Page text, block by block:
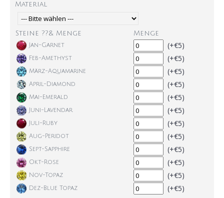
Material
Steine ??& Menge Menge
Jan-Garnet (+€5)
Feb-Amethyst (+€5)
März-Aquamarine (+€5)
April-Diamond (+€5)
Mai-Emerald (+€5)
Juni-Lavendar (+€5)
Juli-Ruby (+€5)
Aug-Peridot (+€5)
Sept-Sapphire (+€5)
Okt-Rose (+€5)
Nov-Topaz (+€5)
Dez-Blue Topaz (+€5)